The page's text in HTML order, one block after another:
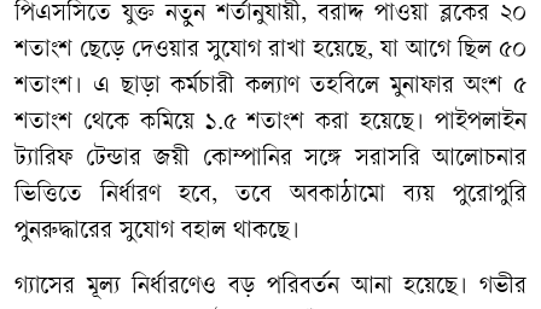
পিএসসিতে যুক্ত নতুন শর্তানুযায়ী, বরাদ্দ পাওয়া ব্লকের ২০
শতাংশ ছেড়ে দেওয়ার সুযোগ রাখা হয়েছে, যা আগে ছিল ৫০
শতাংশ। এ ছাড়া কর্মচারী কল্যাণ তহবিলে মুনাফার অংশ ৫
শতাংশ থেকে কমিয়ে ১.৫ শতাংশ করা হয়েছে। পাইপলাইন
ট্যারিফ টেন্ডার জয়ী কোম্পানির সঙ্গে সরাসরি আলোচনার
ভিত্তিতে নির্ধারণ হবে, তবে অবকাঠামো ব্যয় পুরোপুরি
পুনরুদ্ধারের সুযোগ বহাল থাকছে।
গ্যাসের মূল্য নির্ধারণেও বড় পরিবর্তন আনা হয়েছে। গভীর